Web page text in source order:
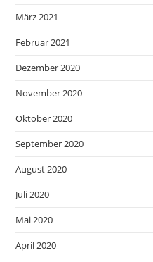
März 2021
Februar 2021
Dezember 2020
November 2020
Oktober 2020
September 2020
August 2020
Juli 2020
Mai 2020
April 2020